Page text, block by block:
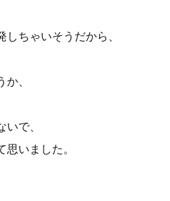
ちゃいそうだから、
、
で、
いました。